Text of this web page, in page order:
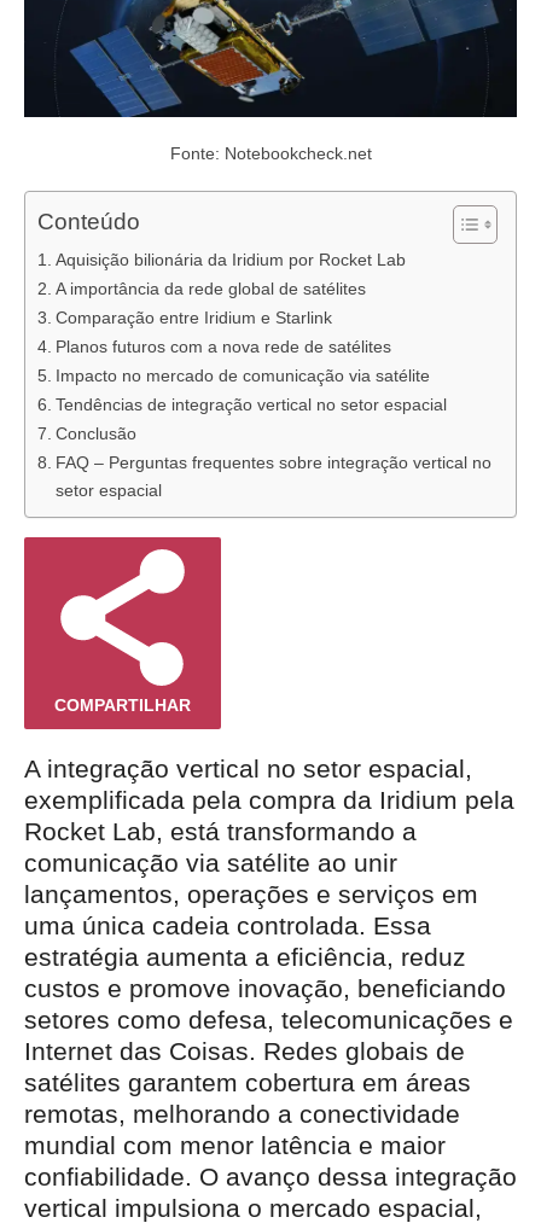
Fonte: Notebookcheck.net
Conteúdo
Aquisição bilionária da Iridium por Rocket Lab
A importância da rede global de satélites
Comparação entre Iridium e Starlink
Planos futuros com a nova rede de satélites
Impacto no mercado de comunicação via satélite
Tendências de integração vertical no setor espacial
Conclusão
FAQ – Perguntas frequentes sobre integração vertical no
setor espacial
COMPARTILHAR
A integração vertical no setor espacial,
exemplificada pela compra da Iridium pela
Rocket Lab, está transformando a
comunicação via satélite ao unir
lançamentos, operações e serviços em
uma única cadeia controlada. Essa
estratégia aumenta a eficiência, reduz
custos e promove inovação, beneficiando
setores como defesa, telecomunicações e
Internet das Coisas. Redes globais de
satélites garantem cobertura em áreas
remotas, melhorando a conectividade
mundial com menor latência e maior
confiabilidade. O avanço dessa integração
vertical impulsiona o mercado espacial,